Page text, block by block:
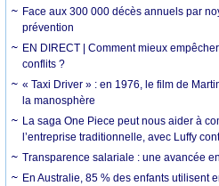
Face aux 300 000 décès annuels par
prévention
EN DIRECT | Comment mieux
conflits ?
« Taxi Driver » : en 1976, le film de
la manosphère
La saga One Piece peut nous aider à
l’entreprise traditionnelle, avec Luffy
Transparence salariale : une avancée
En Australie, 85 % des enfants utilisent